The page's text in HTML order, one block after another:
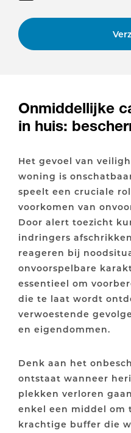
Onmiddellijke
in huis:
Het gevoel van
woning is
speelt een cruciale
voorkomen van
Door alert toezicht
indringers
reageren bij
onvoorspelbare
essentieel om
die te laat wordt
verwoestende
en eigendommen.
Denk aan het
ontstaat wanneer
plekken verloren
enkel een middel om
krachtige buffer die